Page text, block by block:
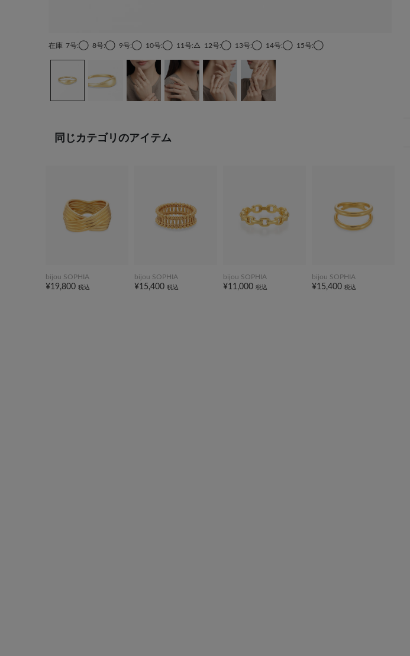
在庫 7号:◯ 8号:◯ 9号:◯ 10号:◯ 11号:△ 12号:◯ 13号:◯ 14号:◯ 15号:◯
同じカテゴリのアイテム
bijou SOPHIA
¥19,800 税込
bijou SOPHIA
¥15,400 税込
bijou SOPHIA
¥11,000 税込
bijou SOPHIA
¥15,400 税込